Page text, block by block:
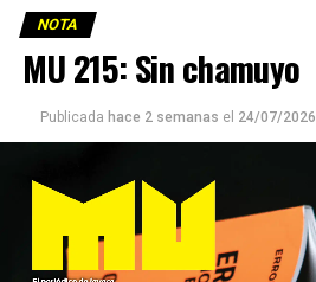
NOTA
MU 215: Sin chamuyo
Publicada hace 2 semanas el 24/07/2026